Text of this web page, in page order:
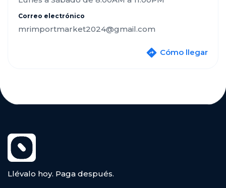
Correo electrónico
mrimportmarket2024@gmail.com
Cómo llegar
Llévalo hoy. Paga después.